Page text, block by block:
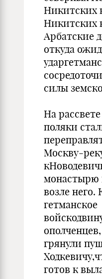
Никитских
Никитских
Арбатские
откуда
силы
На рассвете
поляки
Москву-
монастырю
возле него.
гетманское
грянули
готов к